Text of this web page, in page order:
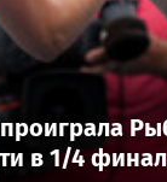
в 1/4